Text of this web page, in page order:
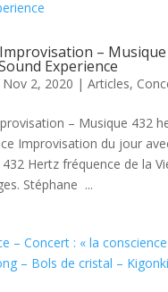
– Musique
Experience
Nov 2, 2020 | Articles,
– Musique 432
Improvisation du jour
Hertz fréquence de la
Stéphane ...